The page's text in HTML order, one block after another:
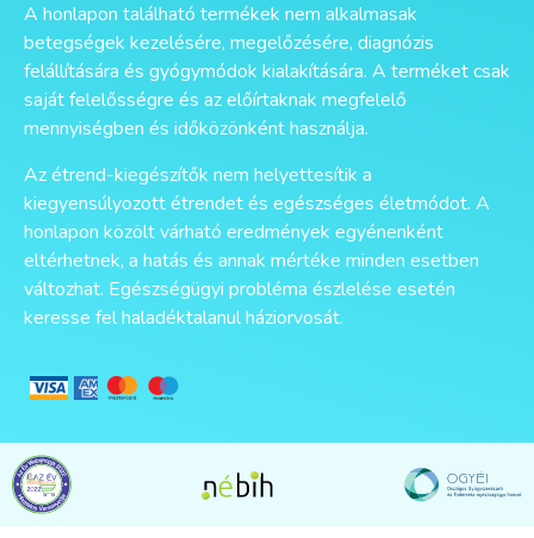
A honlapon található termékek nem alkalmasak
betegségek kezelésére, megelőzésére, diagnózis
felállítására és gyógymódok kialakítására. A terméket csak
saját felelősségre és az előírtaknak megfelelő
mennyiségben és időközönként használja.
Az étrend-kiegészítők nem helyettesítik a
kiegyensúlyozott étrendet és egészséges életmódot. A
honlapon közölt várható eredmények egyénenként
eltérhetnek, a hatás és annak mértéke minden esetben
változhat. Egészségügyi probléma észlelése esetén
keresse fel haladéktalanul háziorvosát.